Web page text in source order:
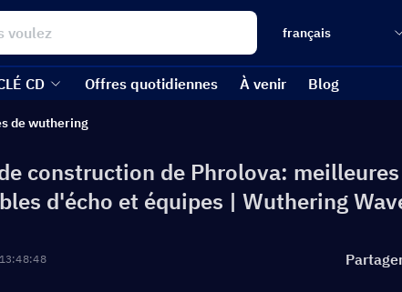
français
CD Offres quotidiennes À venir Blog
de wuthering
construction de Phrolova:
d'écho et équipes | Wuthering